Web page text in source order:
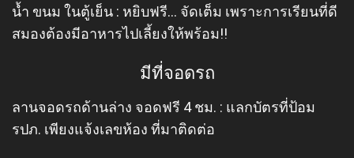
น้ำ ขนม ในตู้เย็น : หยิบฟรี… จัดเต็ม เพราะการเรียนที่ดี
สมองต้องมีอาหารไปเลี้ยงให้พร้อม!!
มีที่จอดรถ
ลานจอดรถด้านล่าง จอดฟรี 4 ชม. : แลกบัตรที่ป้อม
รปภ. เพียงแจ้งเลขห้อง ที่มาติดต่อ